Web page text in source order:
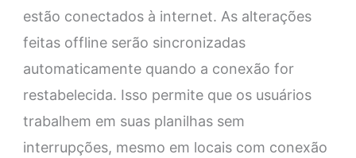
estão conectados à internet. As alterações
feitas offline serão sincronizadas
automaticamente quando a conexão for
restabelecida. Isso permite que os usuários
trabalhem em suas planilhas sem
interrupções, mesmo em locais com conexão